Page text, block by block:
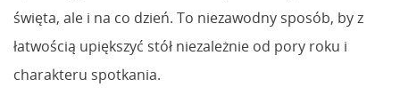
święta, ale i na co dzień. To niezawodny sposób, by z
łatwością upiększyć stół niezależnie od pory roku i
charakteru spotkania.